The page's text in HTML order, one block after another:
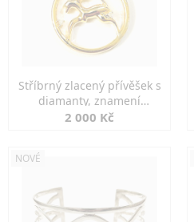
Stříbrný zlacený přívěšek s
diamanty, znamení
KOZOROH
2 000 Kč
NOVÉ